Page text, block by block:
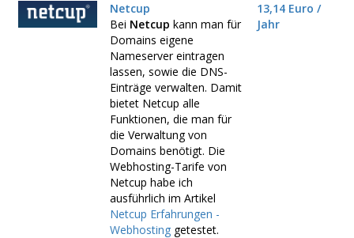
Netcup
Bei Netcup kann man für
Domains eigene
Nameserver eintragen
lassen, sowie die DNS-
Einträge verwalten. Damit
bietet Netcup alle
Funktionen, die man für
die Verwaltung von
Domains benötigt. Die
Webhosting-Tarife von
Netcup habe ich
ausführlich im Artikel
Netcup Erfahrungen -
Webhosting getestet.
13,14 Euro /
Jahr